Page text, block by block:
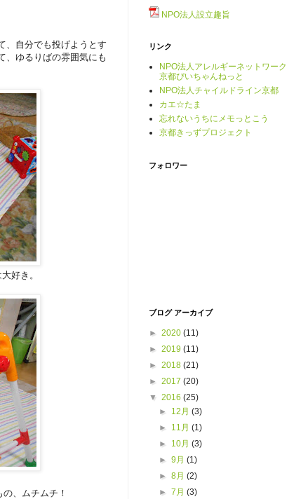
、自分でも投げようとす
、ゆるりばの雰囲気にも
好き。
、ムチムチ！
NPO法人設立趣旨
リンク
NPO法人アレルギーネットワーク
京都ぴいちゃんねっと
NPO法人チャイルドライン京都
カエ☆たま
忘れないうちにメモっとこう
京都きっずプロジェクト
フォロワー
ブログ アーカイブ
► 2020 (11)
► 2019 (11)
► 2018 (21)
► 2017 (20)
▼ 2016 (25)
► 12月(3)
► 11月(1)
► 10月(3)
►9月(1)
►8月(2)
►7月(3)